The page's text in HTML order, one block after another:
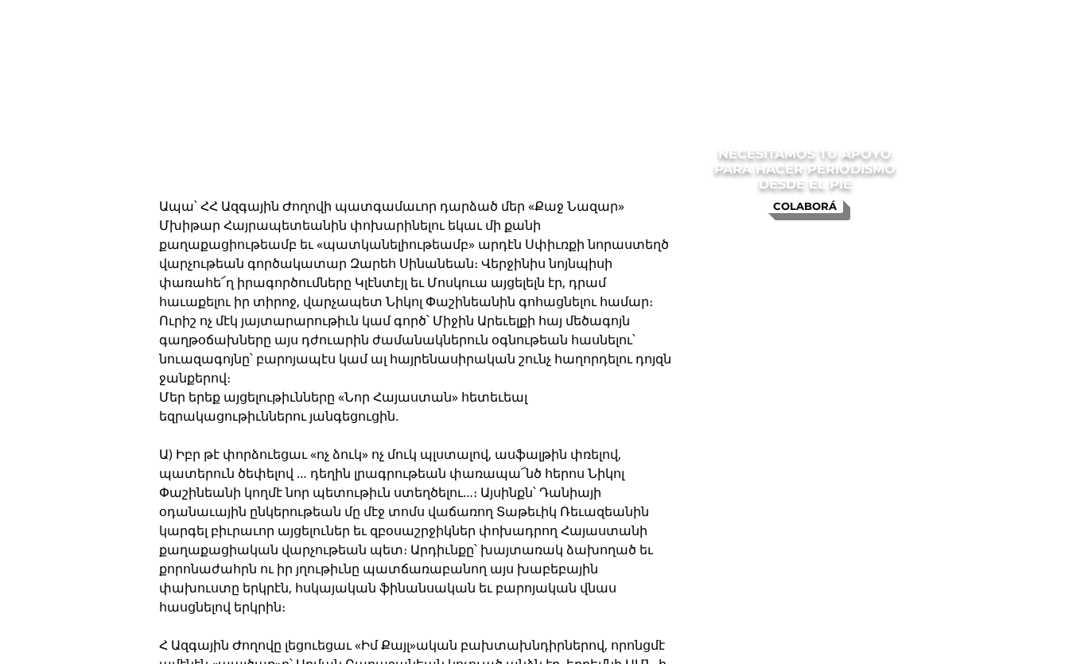
Ապա՝ ՀՀ Ազգային Ժողովի պատգամաւոր դարձած մեր «Քաջ Նազար»
Մխիթար Հայրապետեանին փոխարինելու եկաւ մի քանի
քաղաքացիութեամբ եւ «պատկանելիութեամբ» արդէն Սփիւռքի նորաստեղծ
վարչութեան գործակատար Զարեհ Սինանեան։ Վերջինիս նոյնպիսի
փառահե՜ղ իրագործումները Կլէնտէյլ եւ Մոսկուա այցելելն էր, դրամ
հաւաքելու իր տիրոջ, վարչապետ Նիկոլ Փաշինեանին գոհացնելու համար։
Ուրիշ ոչ մէկ յայտարարութիւն կամ գործ՝ Միջին Արեւելքի հայ մեծագոյն
գաղթօճախները այս դժուարին ժամանակներուն օգնութեան հասնելու՝
նուազագոյնը՝ բարոյապէս կամ ալ հայրենասիրական շունչ հաղորդելու դոյզն
ջանքերով։
Մեր երեք այցելութիւնները «Նոր Հայաստան» հետեւեալ
եզրակացութիւններու յանգեցուցին.
Ա) Իբր թէ փորձուեցաւ «ոչ ձուկ» ոչ մուկ պլստալով, ասֆալթին փռելով,
պատերուն ծեփելով … դեղին լրագրութեան փառապա՜նծ հերոս Նիկոլ
Փաշինեանի կողմէ նոր պետութիւն ստեղծելու…։ Այսինքն՝ Դանիայի
օդանաւային ընկերութեան մը մէջ տոմս վաճառող Տաթեւիկ Ռեւազեանին
կարգել բիւրաւոր այցելուներ եւ զբօսաշրջիկներ փոխադրող Հայաստանի
քաղաքացիական վարչութեան պետ։ Արդիւնքը՝ խայտառակ ձախողած եւ
քորոնաժահրն ու իր յղութիւնը պատճառաբանող այս խաբեբային
փախուստը երկրէն, հսկայական ֆինանսական եւ բարոյական վնաս
հասցնելով երկրին։
Հ Ազգային Ժողովը լեցուեցաւ «Իմ Քայլ»ական բախտախնդիրներով, որոնցմէ
COLABORÁ
NECESITAMOS TU APOYO
PARA HACER PERIODISMO
DESDE EL PIE